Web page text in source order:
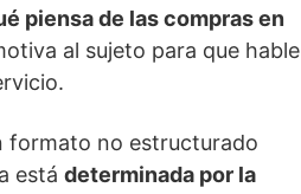
piensa de las compras en
al sujeto para que hable
formato no estructurado
está determinada por la